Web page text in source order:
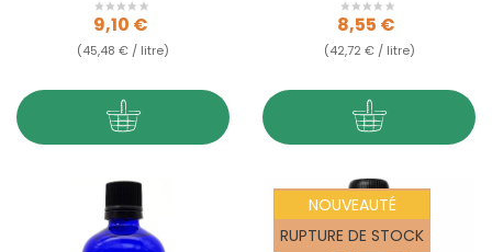
Prix
9,10 €
(45,48 € / litre)
Prix
8,55 €
(42,72 € / litre)
NOUVEAUTÉ
RUPTURE DE STOCK